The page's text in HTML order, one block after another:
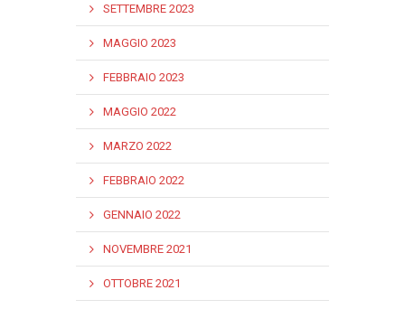
SETTEMBRE 2023
MAGGIO 2023
FEBBRAIO 2023
MAGGIO 2022
MARZO 2022
FEBBRAIO 2022
GENNAIO 2022
NOVEMBRE 2021
OTTOBRE 2021